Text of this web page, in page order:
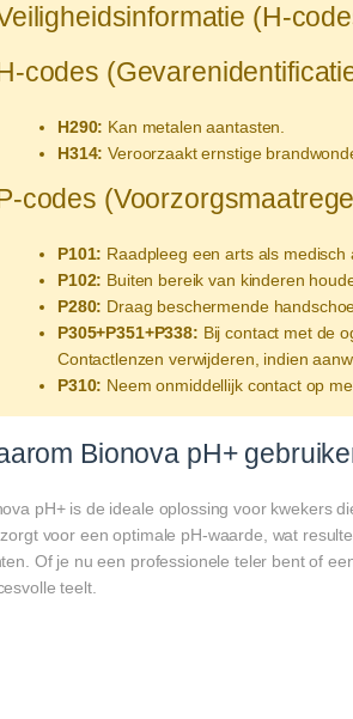
(H-
codes
H290: Kan metalen aantasten.
H314: Veroorzaakt ernstige
codes
P101: Raadpleeg een arts als medisch
P102: Buiten bereik van kinderen
P280: Draag beschermende
P305+P351+P338: Bij contact met de
Contactlenzen verwijderen, indien
P310: Neem onmiddellijk contact op
Bionova pH+
pH+ is de ideale oplossing voor kwekers
voor een optimale pH-waarde, wat
Of je nu een professionele teler bent of
teelt.